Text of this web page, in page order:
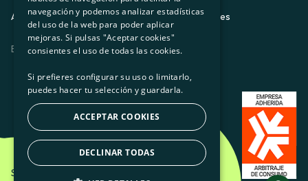
Prensa
Trabaja con nosotros
Aviso legalPolítica de privacidadPolítica de cookies
ES CAGLEU
Som Energia SCCL - 2026
GL
BASQUE
navegación y podemos analizar estadísticas
del uso de la web para poder aplicar
mejoras. Si pulsas "Aceptar cookies"
consientes el uso de todas las cookies.
Si prefieres configurar su uso o limitarlo,
puedes hacer tu selección y guardarla.
ACCEPTAR COOKIES
DECLINAR TODAS